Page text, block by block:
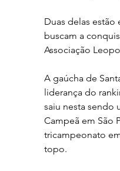
Duas delas
buscam a
Associação
A gaúcha de
liderança do
saiu nesta sendo
Campeã em São
tricampeonato
topo.